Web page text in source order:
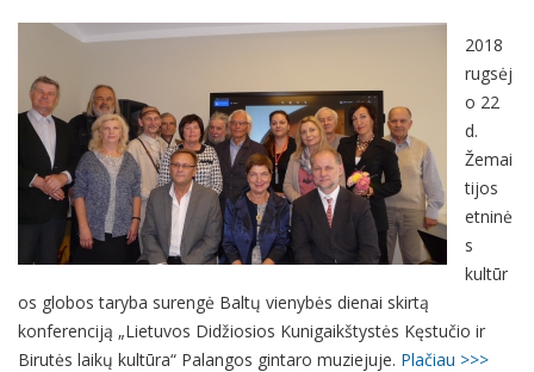
2018
rugsėj
o 22
d.
Žemai
tijos
etninė
s
kultūr
os globos taryba surengė Baltų vienybės dienai skirtą
konferenciją „Lietuvos Didžiosios Kunigaikštystės Kęstučio ir
Birutės laikų kultūra“ Palangos gintaro muziejuje. Plačiau >>>